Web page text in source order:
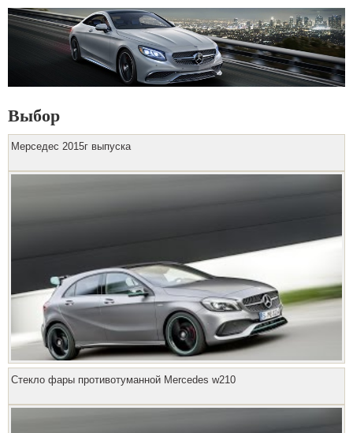
Выбор
Мерседес 2015г выпуска
Стекло фары противотуманной Mercedes w210